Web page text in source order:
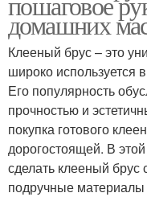
домашних
Клееный брус – это
широко используется
Его популярность
прочностью и
покупка готового
дорогостоящей. В
сделать клееный брус
подручные